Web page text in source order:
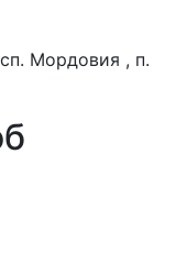
Мордовия , п.